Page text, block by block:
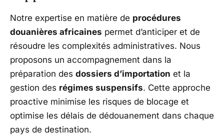
Notre expertise en matière de procédures
douanières africaines permet d’anticiper et de
résoudre les complexités administratives. Nous
proposons un accompagnement dans la
préparation des dossiers d’importation et la
gestion des régimes suspensifs. Cette approche
proactive minimise les risques de blocage et
optimise les délais de dédouanement dans chaque
pays de destination.